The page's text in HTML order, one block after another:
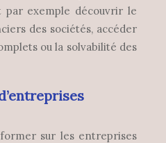
par exemple découvrir le
des sociétés, accéder
ou la solvabilité des
sur les entreprises